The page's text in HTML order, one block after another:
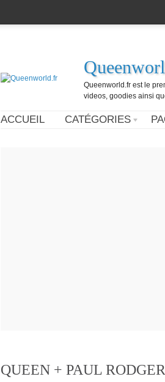
Queenworld.fr est le
videos, goodies ainsi
ACCUEIL CATÉGORIES
QUEEN + PAUL